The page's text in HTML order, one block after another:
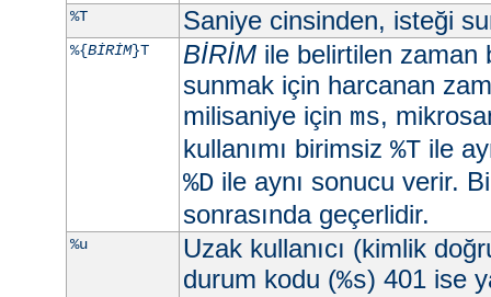
%T Saniye cinsinden, isteği
%{BİRİM}T BİRİMile belirtilen zaman
sunmak için harcanan
milisaniye için ms,
kullanımı birimsiz %Tile
%Dile aynı sonucu verir.
sonrasında geçerlidir.
%u
Uzak kullanıcı (kimlik
durum kodu (%s) 401 ise